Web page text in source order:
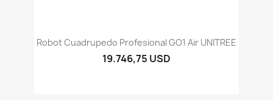
Robot Cuadrupedo Profesional GO1 Air UNITREE
19.746,75 USD